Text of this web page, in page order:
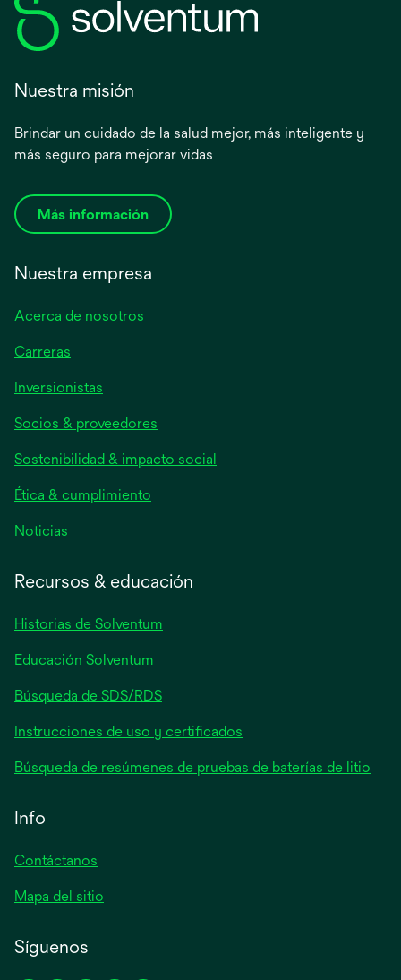
Nuestra misión
Brindar un cuidado de la salud mejor, más inteligente y
más seguro para mejorar vidas
Más información
Nuestra empresa
Acerca de nosotros
Carreras
Inversionistas
en
una
pestaña
nueva
Socios & proveedores
Sostenibilidad & impacto social
Ética & cumplimiento
Noticias
pestaña
Recursos & educación
Historias de Solventum
Educación Solventum
Búsqueda de SDS/RDS
Instrucciones de uso y certificados
Búsqueda de resúmenes de pruebas de baterías de litio
Info
Contáctanos
Mapa del sitio
Síguenos